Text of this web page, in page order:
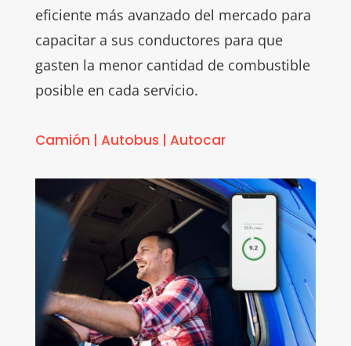
eficiente más avanzado del mercado para
capacitar a sus conductores para que
gasten la menor cantidad de combustible
posible en cada servicio.
Camión | Autobus | Autocar